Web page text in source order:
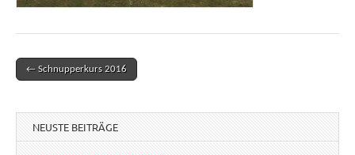
Post navigation
← Schnupperkurs 2016
NEUSTE BEITRÄGE